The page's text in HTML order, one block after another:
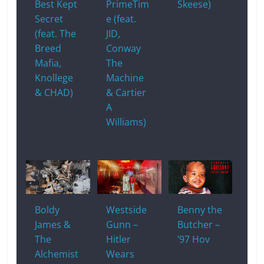
Best Kept
Secret
(feat. The
Breed
Mafia,
Knollege
& CHAD)
PrimeTim
e (feat.
JID,
Conway
The
Machine
& Cartier
A
Williams)
Skeese)
Boldy
James &
The
Alchemist
Westside
Gunn –
Hitler
Wears
Benny the
Butcher –
’97 Hov